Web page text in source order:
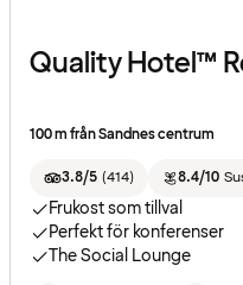
Quality Hotel™
100 m från Sandnes centrum
3.8/5 (414) 8.4/10
Frukost som tillval
Perfekt för konferenser
The Social Lounge